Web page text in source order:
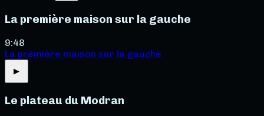
La première maison sur la gauche
9:48
La première maison sur la gauche
▶
Le plateau du Modran